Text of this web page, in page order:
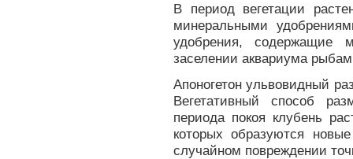
В период вегетации
минеральными
удобрения, содержащие
заселении аквариума
Апоногетон ульвовидный
Вегетативный способ
периода покоя клубень
которых образуются
случайном повреждении